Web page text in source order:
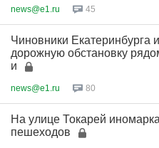
news@e1.ru 45
Чиновники Екатеринбурга
дорожную обстановку
и
news@e1.ru 80
На улице Токарей
пешеходов